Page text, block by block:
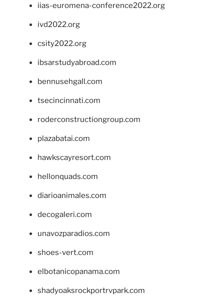
iias-euromena-conference2022.org
ivd2022.org
csity2022.org
ibsarstudyabroad.com
bennusehgall.com
tsecincinnati.com
roderconstructiongroup.com
plazabatai.com
hawkscayresort.com
hellonquads.com
diarioanimales.com
decogaleri.com
unavozparadios.com
shoes-vert.com
elbotanicopanama.com
shadyoaksrockportrvpark.com